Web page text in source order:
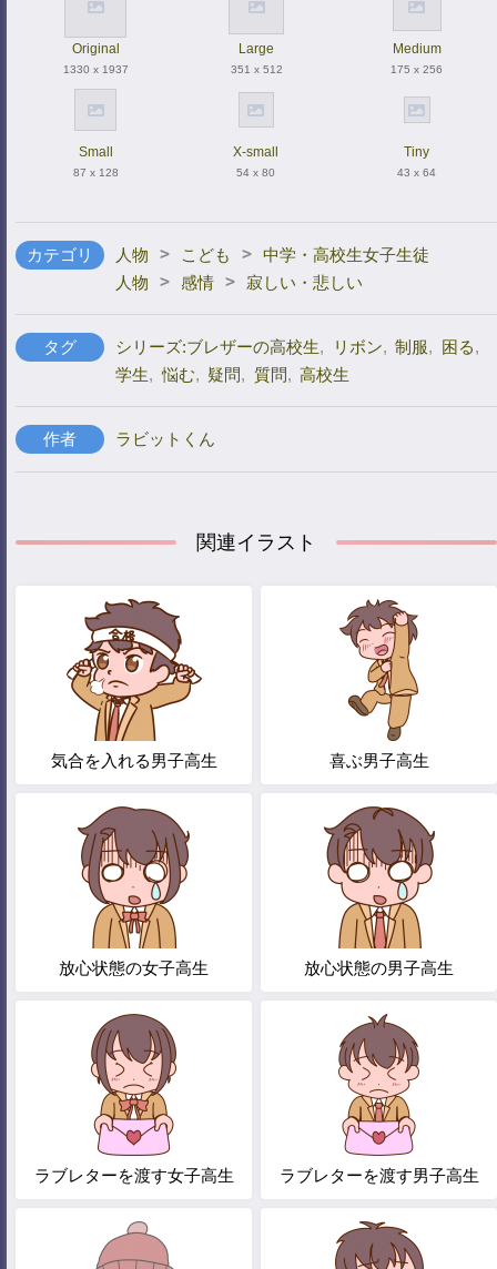
Original
1330 x 1937
Large
351 x 512
Medium
175 x 256
Small
87 x 128
X-small
54 x 80
Tiny
43 x 64
カテゴリ 人物 > こども > 中学・高校生女子生徒
人物
> 感情 > 寂しい・悲しい
タグ シリーズ:ブレザーの高校生, リボン, 制服, 困る,
学生, 悩む, 疑問, 質問, 高校生
作者 ラビットくん
関連イラスト
気合を入れる男子高生 喜ぶ男子高生
放心状態の女子高生 放心状態の男子高生
ラブレターを渡す女子高生 ラブレターを渡す男子高生